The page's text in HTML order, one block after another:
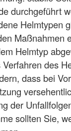
durchgeführt
Helmtypen
Maßnahmen
Helmtyp
des
dass bei
der
sollten Sie,